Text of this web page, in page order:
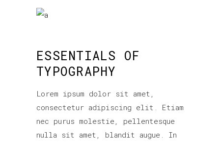
ESSENTIALS OF
TYPOGRAPHY
Lorem ipsum dolor sit amet,
consectetur adipiscing elit. Etiam
nec purus molestie, pellentesque
nulla sit amet, blandit augue. In